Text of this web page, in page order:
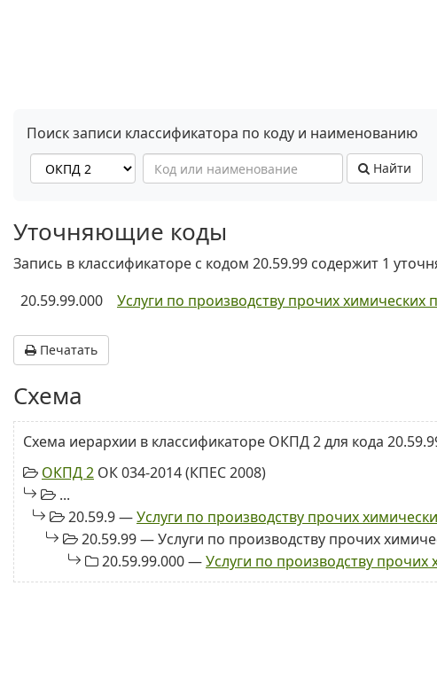
Поиск записи классификатора по коду и наименованию
Найти
Уточняющие коды
Запись в классификаторе с кодом 20.59.99 содержит 1
20.59.99.000
Услуги по производству прочих
Печатать
Схема
Схема иерархии в классификаторе ОКПД 2 для кода
ОКПД 2 ОК 034-2014 (КПЕС 2008)
...
20.59.9 —Услуги по производству прочих
20.59.99 — Услуги по производству прочих
20.59.99.000 —Услуги по производству